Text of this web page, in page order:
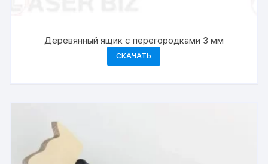
Деревянный ящик с перегородками 3 мм
СКАЧАТЬ